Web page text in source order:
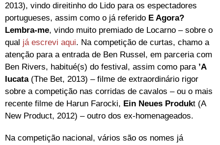
2013), vindo direitinho do Lido para os espectadores
portugueses, assim como o já referido E Agora?
Lembra-me, vindo muito premiado de Locarno – sobre o
qual já escrevi aqui. Na competição de curtas, chamo a
atenção para a entrada de Ben Russel, em parceria com
Ben Rivers, habitué(s) do festival, assim como para’A
Iucata(The Bet, 2013) – filme de extraordinário rigor
sobre a competição nas corridas de cavalos – ou o mais
recente filme de Harun Farocki, Ein Neues Produkt (A
New Product, 2012) – outro dos ex-homenageados.
Na competição nacional, vários são os nomes já